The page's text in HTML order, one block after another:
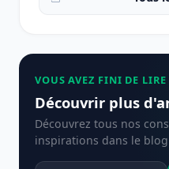
VOUS AVEZ FINI DE LIRE
Découvrir plus
Découvrez tous nos
inspirations dans le blog